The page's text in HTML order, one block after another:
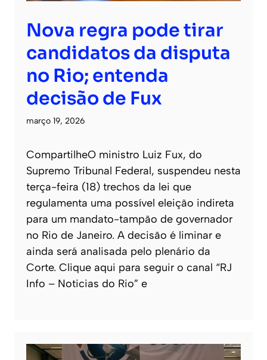
Nova regra pode tirar
candidatos da disputa
no Rio; entenda
decisão de Fux
março 19, 2026
CompartilheO ministro Luiz Fux, do
Supremo Tribunal Federal, suspendeu nesta
terça-feira (18) trechos da lei que
regulamenta uma possível eleição indireta
para um mandato-tampão de governador
no Rio de Janeiro. A decisão é liminar e
ainda será analisada pelo plenário da
Corte. Clique aqui para seguir o canal “RJ
Info – Noticias do Rio” e